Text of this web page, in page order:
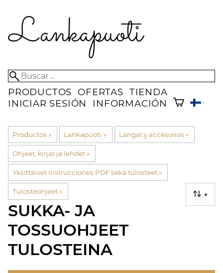
PRODUCTOS OFERTAS TIENDA
INICIAR SESIÓN
INFORMACIÓN
Productos ‪» Lankapuoti ‪» Langat y accesorios ‪»
Ohjeet, kirjat ja lehdet‪»
Yksittäiset instrucciones PDF sekä tulosteet‪»
Tulosteohjeet‪» ▼
SUKKA- JA
TOSSUOHJEET
TULOSTEINA